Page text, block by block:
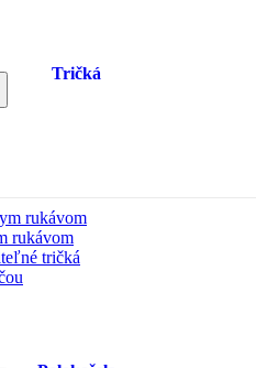
Tričká
rukávom
rukávom
tričká